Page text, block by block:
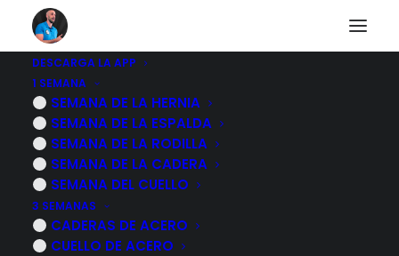
DESCARGA LA APP
1 SEMANA
SEMANA DE LA HERNIA
SEMANA DE LA ESPALDA
SEMANA DE LA RODILLA
SEMANA DE LA CADERA
SEMANA DEL CUELLO
3 SEMANAS
CADERAS DE ACERO
CUELLO DE ACERO
Programa de
EJERCICIOS para la
LUMBALGIA o dolor
lumbar FASE 1